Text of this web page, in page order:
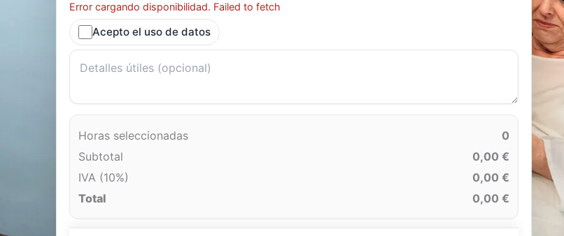
Error cargando disponibilidad. Failed to fetch
Acepto el uso de datos
Horas seleccionadas
0
Subtotal
0,00 €
IVA (10%)
0,00 €
Total
0,00 €